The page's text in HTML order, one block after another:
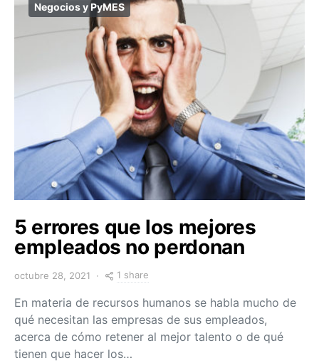
Negocios y PyMES
5 errores que los mejores
empleados no perdonan
octubre 28, 2021 1 share
En materia de recursos humanos se habla mucho de
qué necesitan las empresas de sus empleados,
acerca de cómo retener al mejor talento o de qué
tienen que hacer los…